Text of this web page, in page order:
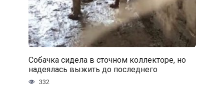
Собачка сидела в сточном коллекторе, но
надеялась выжить до последнего
332